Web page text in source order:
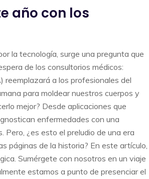
año con los
la tecnología, surge una pregunta que
de los consultorios médicos:
reemplazará a los profesionales del
para moldear nuestros cuerpos y
mejor? Desde aplicaciones que
enfermedades con una
¿es esto el preludio de una era
páginas de la historia? En este artículo,
Sumérgete con nosotros en un viaje
estamos a punto de presenciar el